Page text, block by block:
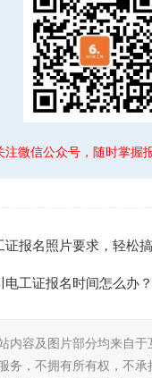
注微信公众号，随时掌握
证报名照片要求，轻松
电工证报名时间怎么办
内容及图片部分均来自
务，不拥有所有权，不